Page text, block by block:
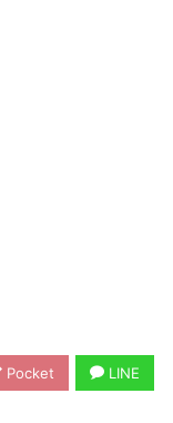
Pocket LINE